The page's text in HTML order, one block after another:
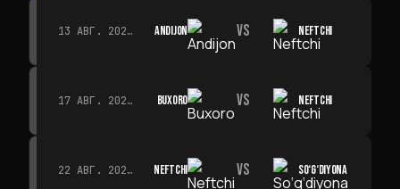
13 АВГ. 2026 Г. · 14:00 ANDIJON VS NEFTCHI
17 АВГ. 2026 Г. · 19:00 BUXORO VS NEFTCHI
22 АВГ. 2026 Г. · 19:00 NEFTCHI VS SO‘G‘DIYONA